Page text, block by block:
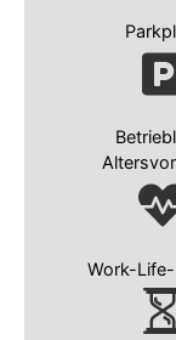
Work-